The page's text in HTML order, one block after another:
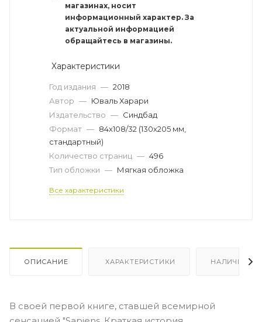
магазинах, носит
информационный характер. За
актуальной информацией
обращайтесь в магазины.
Характеристики
Год издания — 2018
Автор — Юваль Харари
Издательство — Синдбад
Формат — 84х108/32 (130х205 мм,
стандартный)
Количество страниц — 496
Тип обложки — Мягкая обложка
Все характеристики
ОПИСАНИЕ ХАРАКТЕРИСТИКИ НАЛИЧИЕ
В своей первой книге, ставшей всемирной